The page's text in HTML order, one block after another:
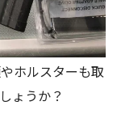
ホルスターも取
ょうか？